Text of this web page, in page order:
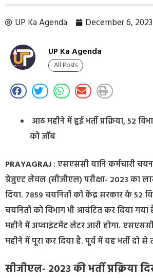
UP Ka Agenda December 6, 2023
UP Ka Agenda
All Posts
आठ महीने में हुई भर्ती प्रक्रिया, 52
को जॉब
PRAYAGRAJ: एसएससी यानि कर्मचारी
ग्रेजुएट लेवल (सीजीएल) परीक्षा- 2023 का
दिया. 7859 चयनितों को केंद्र सरकार के 52
चयनितों को विभाग भी आवंटित कर दिया
महीने में अप्वाइंटमेंट लेटर जारी होगा.
महीने में पूरा कर दिया है. पूर्व में यह भर्ती दो से
सीजीएल- 2023 की भर्ती प्रक्रिया